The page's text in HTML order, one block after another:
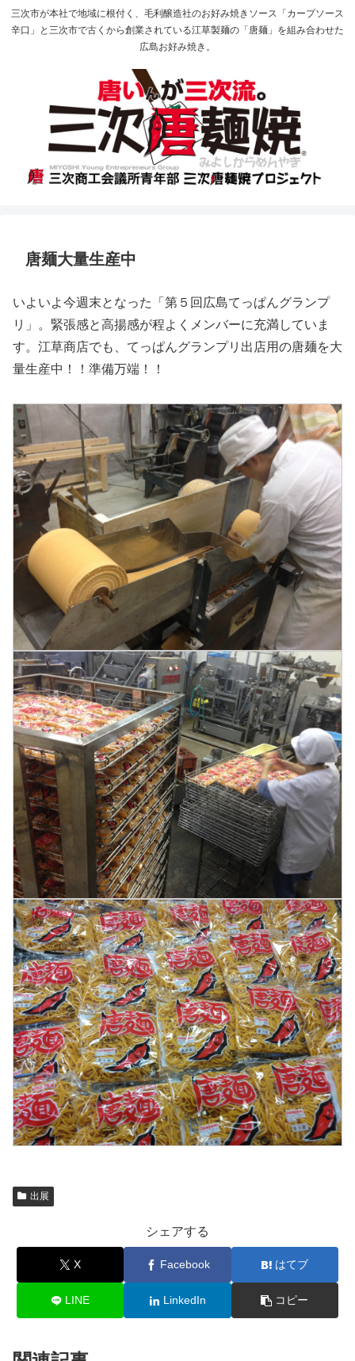
三次市が本社で地域に根付く、毛利醸造社のお好み焼きソース「カープソース
辛口」と三次市で古くから創業されている江草製麺の「唐麺」を組み合わせた
広島お好み焼き。
唐麺大量生産中
いよいよ今週末となった「第５回広島てっぱんグランプ
リ」。緊張感と高揚感が程よくメンバーに充満していま
す。江草商店でも、てっぱんグランプリ出店用の唐麺を大
量生産中！！準備万端！！
出展
シェアする
X Facebook はてブ
LINE LinkedIn コピー